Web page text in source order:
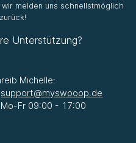
wir melden uns schnellstmöglich
Unterstützung?
Michelle:
support@myswooop.de
Mo-Fr 09:00 - 17:00